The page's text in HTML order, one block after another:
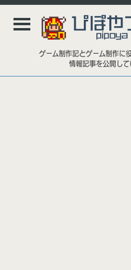
ゲーム制作記とゲーム制作に
情報記事を公開して